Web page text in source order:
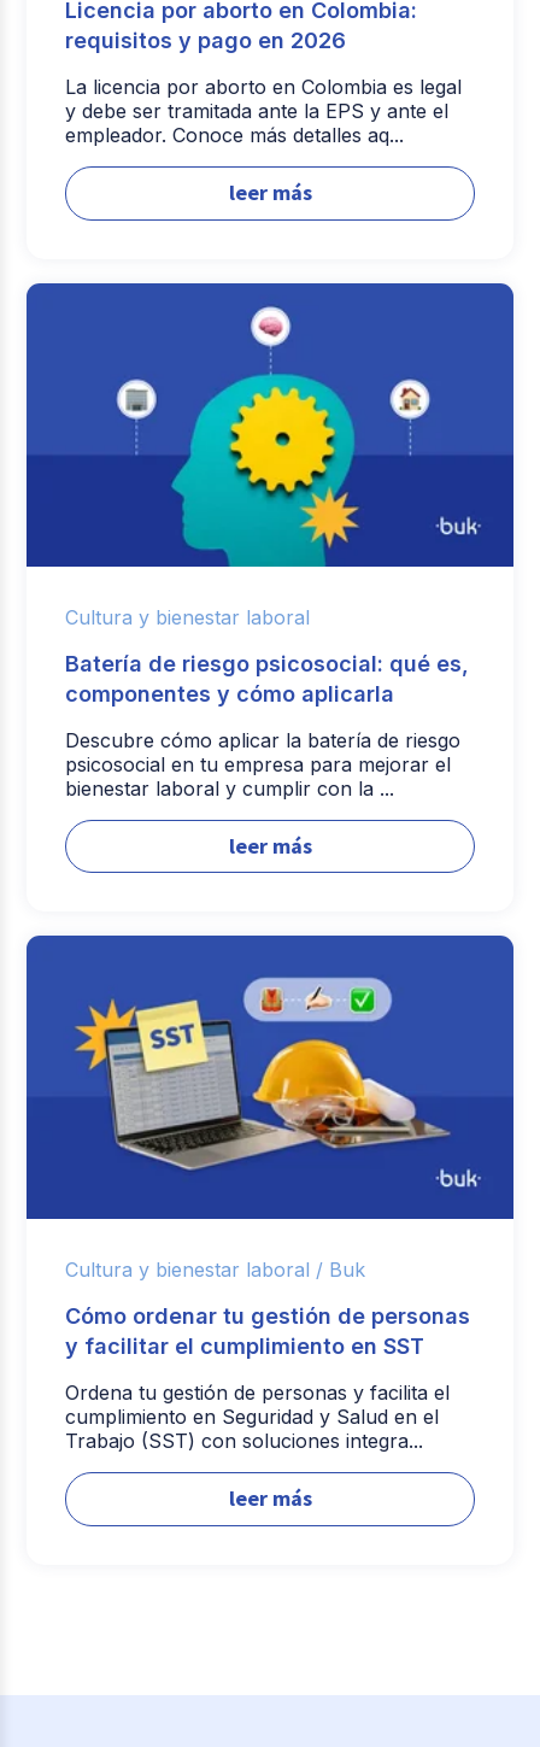
Licencia por aborto en Colombia:
requisitos y pago en 2026
La licencia por aborto en Colombia es legal
y debe ser tramitada ante la EPS y ante el
empleador. Conoce más detalles aq...
leer más
Cultura y bienestar laboral
Batería de riesgo psicosocial: qué es,
componentes y cómo aplicarla
Descubre cómo aplicar la batería de riesgo
psicosocial en tu empresa para mejorar el
bienestar laboral y cumplir con la ...
leer más
Cultura y bienestar laboral / Buk
Cómo ordenar tu gestión de personas
y facilitar el cumplimiento en SST
Ordena tu gestión de personas y facilita el
cumplimiento en Seguridad y Salud en el
Trabajo (SST) con soluciones integra...
leer más